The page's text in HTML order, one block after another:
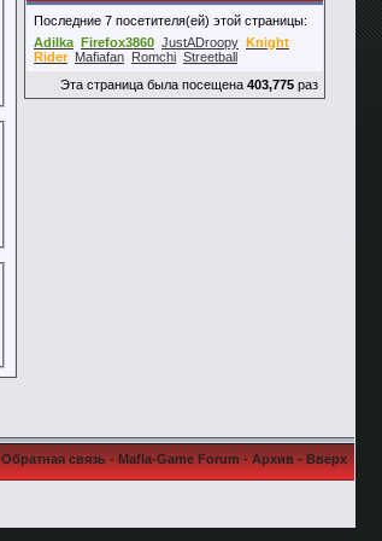
Последние 7 посетителя(ей) этой страницы:
Adilka Firefox3860 JustADroopy Knight
Rider Mafiafan Romchi Streetball
Эта страница была посещена 403,775 раз
Обратная связь-Mafia-Game Forum-Архив-Вверх